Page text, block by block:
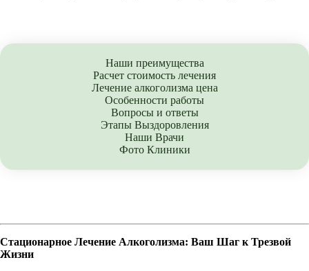
Наши преимущества
Расчет стоимость лечения
Лечение алкоголизма цена
Особенности работы
Вопросы и ответы
Этапы Выздоровления
Наши Врачи
Фото Клиники
Стационарное Лечение Алкоголизма: Ваш Шаг к Трезвой
Жизни